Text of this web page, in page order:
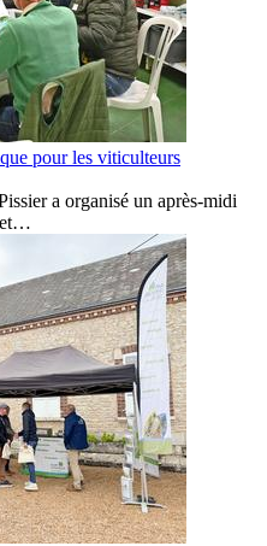
pour les viticulteurs
a organisé un après-midi
et…